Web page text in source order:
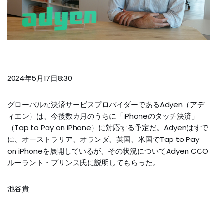
2024年5月17日8:30
グローバルな決済サービスプロバイダーであるAdyen（アデ
ィエン）は、今後数カ月のうちに「iPhoneのタッチ決済」
（Tap to Pay on iPhone）に対応する予定だ。Adyenはすで
に、オーストラリア、オランダ、英国、米国でTap to Pay
on iPhoneを展開しているが、その状況についてAdyen CCO
ルーラント・プリンス氏に説明してもらった。
池谷貴